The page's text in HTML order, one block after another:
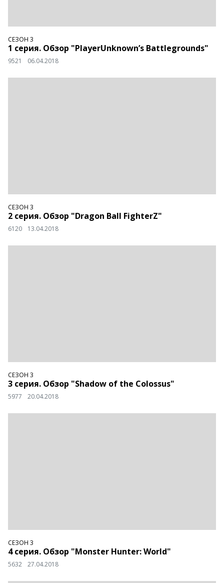
СЕЗОН 3
1 серия. Обзор "PlayerUnknown’s Battlegrounds"
9521 06.04.2018
СЕЗОН 3
2 серия. Обзор "Dragon Ball FighterZ"
6120 13.04.2018
СЕЗОН 3
3 серия. Обзор "Shadow of the Colossus"
5977 20.04.2018
СЕЗОН 3
4 серия. Обзор "Monster Hunter: World"
5632 27.04.2018